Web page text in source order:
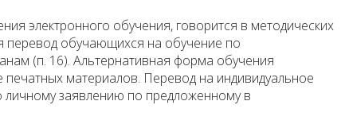
электронного обучения, говорится в методических
перевод обучающихся на обучение по
(п. 16). Альтернативная форма обучения
печатных материалов. Перевод на индивидуальное
личному заявлению по предложенному в